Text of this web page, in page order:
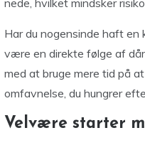
nede, hvilket mindsker
Har du nogensinde haft
være en direkte følge af
med at bruge mere tid på
omfavnelse, du hungrer
Velvære starter